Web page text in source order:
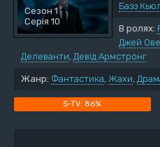
Сезон 1
Серія 10
Базз
В ролях:
Джей
Делеванти, Девід Армстронг
Жанр: Фантастика, Жахи,
86%